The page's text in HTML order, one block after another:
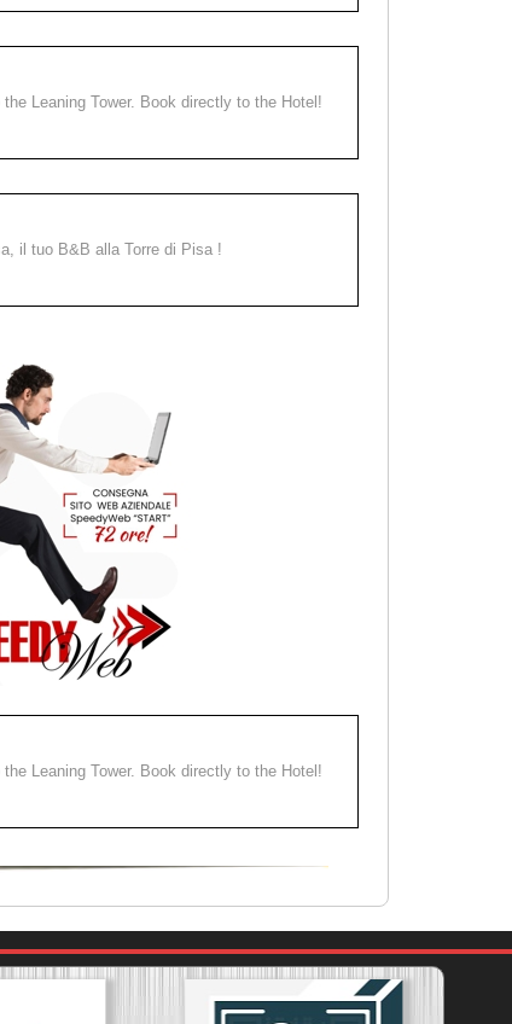
Leaning Tower. Book directly to the Hotel!
il tuo B&B alla Torre di Pisa !
Leaning Tower. Book directly to the Hotel!